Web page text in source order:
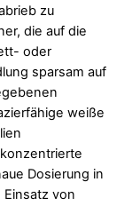
zu
die auf die
oder
sparsam auf
weiße
Dosierung in
von